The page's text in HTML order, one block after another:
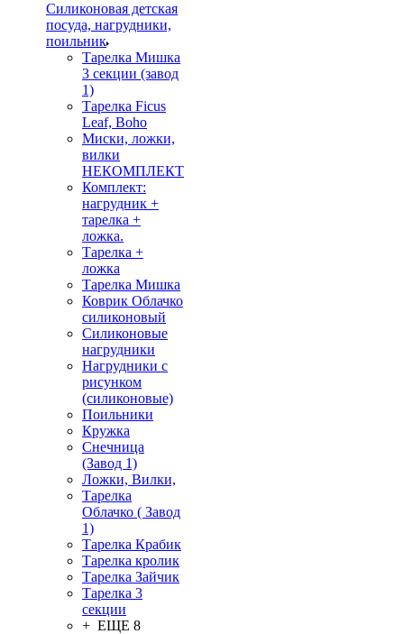
Силиконовая детская
посуда, нагрудники,
поильник
Тарелка Мишка
3 секции (завод
1)
Тарелка Ficus
Leaf, Boho
Миски, ложки,
вилки
НЕКОМПЛЕКТ
Комплект:
нагрудник +
тарелка +
ложка.
Тарелка +
ложка
Тарелка Мишка
Коврик Облачко
силиконовый
Силиконовые
нагрудники
Нагрудники с
рисунком
(силиконовые)
Поильники
Кружка
Снечница
(Завод 1)
Ложки, Вилки,
Тарелка
Облачко ( Завод
1)
Тарелка Крабик
Тарелка кролик
Тарелка Зайчик
Тарелка 3
секции
+ ЕЩЕ 8